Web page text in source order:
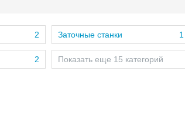
2
2
1
Заточные станки
Показать еще 15 категорий